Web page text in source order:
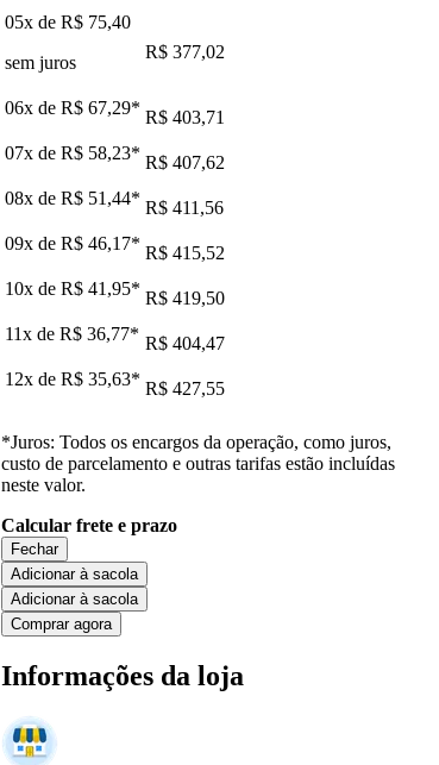
05x de R$ 75,40
sem juros
R$ 377,02
06x de R$ 67,29* R$ 403,71
07x de R$ 58,23* R$ 407,62
08x de R$ 51,44* R$ 411,56
09x de R$ 46,17* R$ 415,52
10x de R$ 41,95* R$ 419,50
11x de R$ 36,77* R$ 404,47
12x de R$ 35,63* R$ 427,55
*Juros: Todos os encargos da operação, como juros,
custo de parcelamento e outras tarifas estão incluídas
neste valor.
Calcular frete e prazo
Fechar
Adicionar à sacola
Adicionar à sacola
Comprar agora
Informações da loja